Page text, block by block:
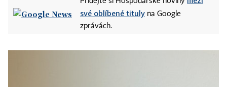
své oblíbené tituly na Google
zprávách.